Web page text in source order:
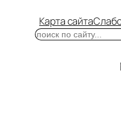
Карта сайта
Поиск